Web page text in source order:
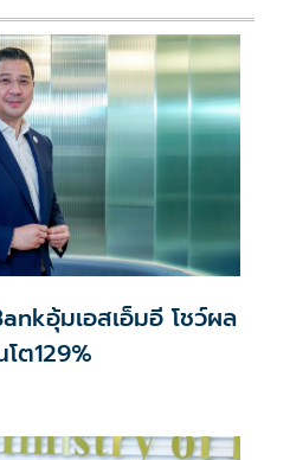
อุ้มเอสเอ็มอี โชว์ผล
ต129%